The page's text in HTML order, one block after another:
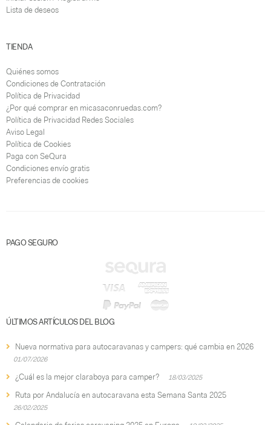
Lista de deseos
TIENDA
Quiénes somos
Condiciones de Contratación
Política de Privacidad
¿Por qué comprar en micasaconruedas.com?
Política de Privacidad Redes Sociales
Aviso Legal
Política de Cookies
Paga con SeQura
Condiciones envío gratis
Preferencias de cookies
PAGO SEGURO
ÚLTIMOS ARTÍCULOS DEL BLOG
Nueva normativa para autocaravanas y campers: qué cambia en 2026
01/07/2026
¿Cuál es la mejor claraboya para camper? 18/03/2025
Ruta por Andalucía en autocaravana esta Semana Santa 2025
26/02/2025